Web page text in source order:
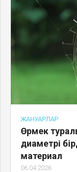
ЖАНУАРЛАР
Өрмек
диаметрі
материал
06.04.2026